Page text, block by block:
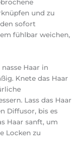
und zu
sofort
fühlbar weichen,
Haar in
Knete das Haar
Lass das Haar
Diffusor, bis es
Haar sanft, um
Locken zu